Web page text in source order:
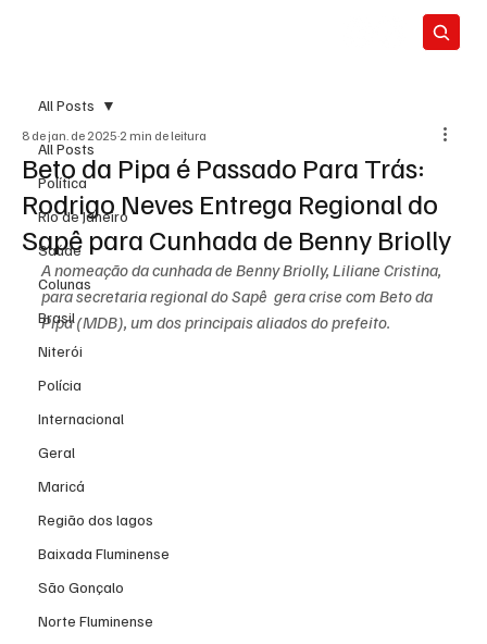
All Posts
Política
Rio de Janeiro
Saúde
Colunas
Brasil
Niterói
Polícia
Internacional
Geral
Maricá
Região dos lagos
Baixada Fluminense
São Gonçalo
Norte Fluminense
All Posts
Beto da Pipa é Passado Para Trás:
Rodrigo Neves Entrega Regional do
Sapê para Cunhada de Benny Briolly
8 de jan. de 2025 2 min de leitura
A nomeação da cunhada de Benny Briolly, Liliane Cristina,
para secretaria regional do Sapê  gera crise com Beto da
Pipa (MDB), um dos principais aliados do prefeito.